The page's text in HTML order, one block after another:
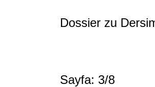
Dossier zu
Sayfa: 3/8